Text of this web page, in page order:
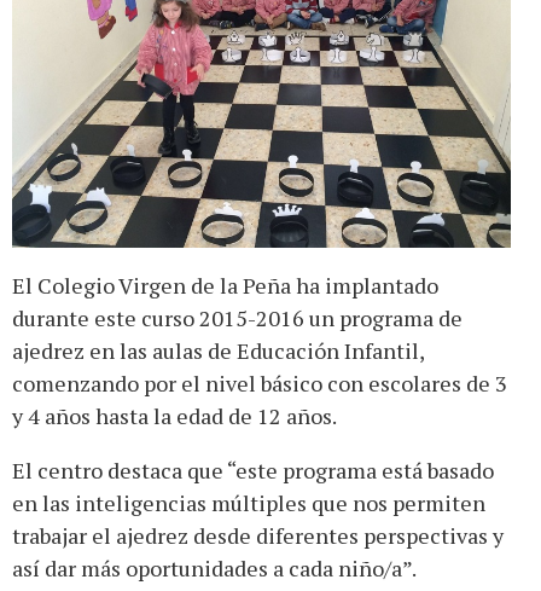
El Colegio Virgen de la Peña ha implantado
durante este curso 2015-2016 un programa de
ajedrez en las aulas de Educación Infantil,
comenzando por el nivel básico con escolares de 3
y 4 años hasta la edad de 12 años.
El centro destaca que “este programa está basado
en las inteligencias múltiples que nos permiten
trabajar el ajedrez desde diferentes perspectivas y
así dar más oportunidades a cada niño/a”.